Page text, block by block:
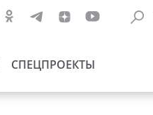
СПЕЦПРОЕКТЫ